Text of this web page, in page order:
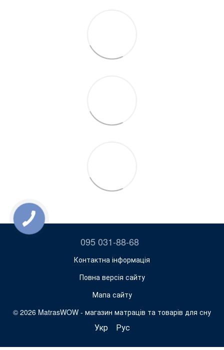
095 031-88-68
Контактна інформація
Повна версія сайту
Мапа сайту
© 2026 MatrasWOW - магазин матраців та товарів для сну
Укр Рус